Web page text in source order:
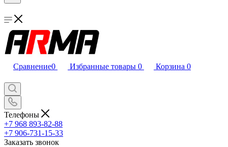
Сравнение0 Избранные товары 0 Корзина 0
Телефоны
+7 968 893-82-88
+7 906-731-15-33
Заказать звонок